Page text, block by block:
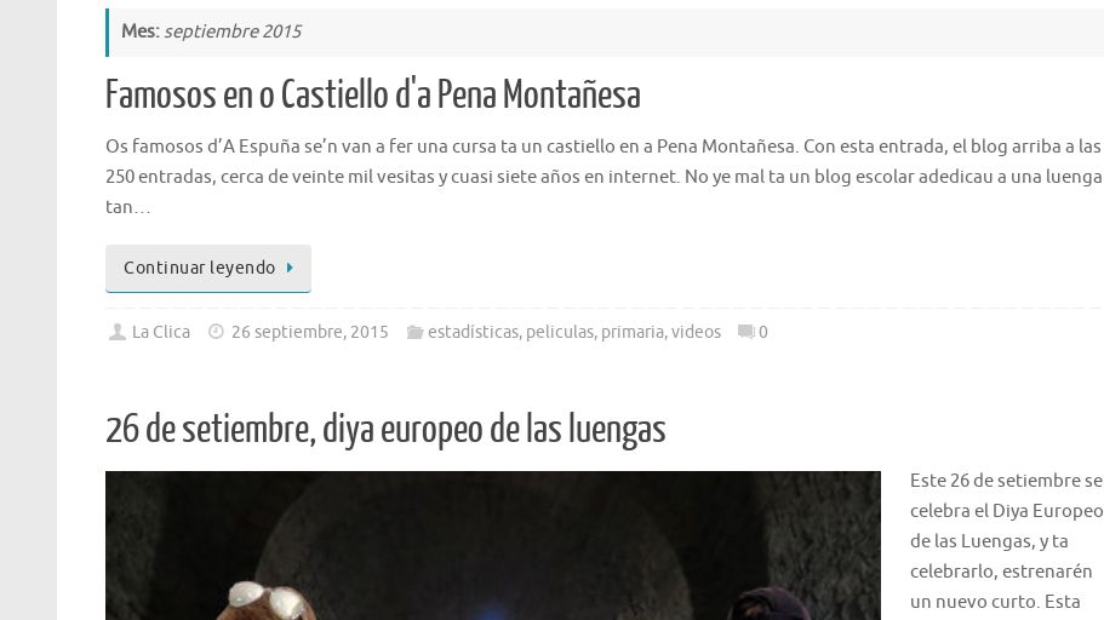
Mes: septiembre 2015
Famosos en o Castiello d'a Pena Montañesa
Os famosos d’A Espuña se’n van a fer una cursa ta un castiello en a Pena Montañesa. Con esta entrada, el blog arriba a las
250 entradas, cerca de veinte mil vesitas y cuasi siete años en internet. No ye mal ta un blog escolar adedicau a una luenga
tan…
Continuar leyendo
La Clica 26 septiembre, 2015 estadísticas, peliculas, primaria,videos 0
26 de setiembre, diya europeo de las luengas
Este 26 de setiembre se
celebra el Diya Europeo
de las Luengas, y ta
celebrarlo, estrenarén
un nuevo curto. Esta